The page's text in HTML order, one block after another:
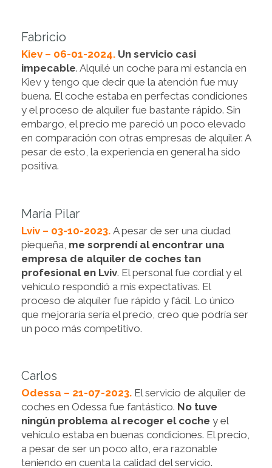
Fabricio
Kiev – 06-01-2024. Un servicio casi
impecable. Alquilé un coche para mi estancia en
Kiev y tengo que decir que la atención fue muy
buena. El coche estaba en perfectas condiciones
y el proceso de alquiler fue bastante rápido. Sin
embargo, el precio me pareció un poco elevado
en comparación con otras empresas de alquiler. A
pesar de esto, la experiencia en general ha sido
positiva.
María Pilar
Lviv – 03-10-2023. A pesar de ser una ciudad
piequeña, me sorprendí al encontrar una
empresa de alquiler de coches tan
profesional en Lviv. El personal fue cordial y el
vehículo respondió a mis expectativas. El
proceso de alquiler fue rápido y fácil. Lo único
que mejoraría sería el precio, creo que podría ser
un poco más competitivo.
Carlos
Odessa – 21-07-2023. El servicio de alquiler de
coches en Odessa fue fantástico. No tuve
ningún problema al recoger el coche y el
vehículo estaba en buenas condiciones. El precio,
a pesar de ser un poco alto, era razonable
teniendo en cuenta la calidad del servicio.